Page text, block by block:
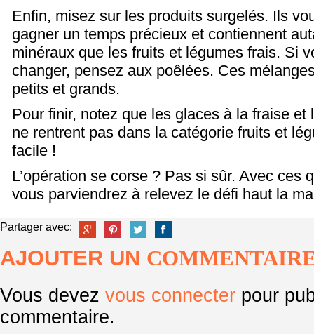
Enfin, misez sur les produits surgelés. Ils
gagner un temps précieux et contiennent
minéraux que les fruits et légumes frais. Si
changer, pensez aux poêlées. Ces
petits et grands.
Pour finir, notez que les glaces à la fraise et
ne rentrent pas dans la catégorie fruits et
facile !
L’opération se corse ? Pas si sûr. Avec ces
vous parviendrez à relevez le défi haut la
Partager avec:
AJOUTER UN
Vous devez vous connecter pour
commentaire.